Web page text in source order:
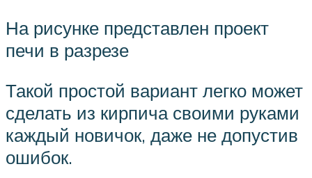
На рисунке представлен проект
печи в разрезе
Такой простой вариант легко может
сделать из кирпича своими руками
каждый новичок, даже не допустив
ошибок.